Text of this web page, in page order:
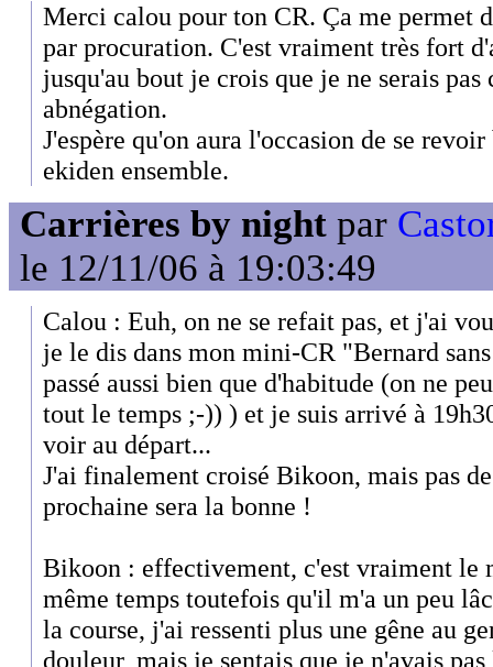
Merci calou pour ton CR. Ça me permet
par procuration. C'est vraiment très fort
jusqu'au bout je crois que je ne serais
abnégation.
J'espère qu'on aura l'occasion de se
ekiden ensemble.
Carrières by night par
le 12/11/06 à 19:03:49
Calou : Euh, on ne se refait pas, et j'ai
je le dis dans mon mini-CR "Bernard
passé aussi bien que d'habitude (on ne
tout le temps ;-)) ) et je suis arrivé à
voir au départ...
J'ai finalement croisé Bikoon, mais pas
prochaine sera la bonne !
Bikoon : effectivement, c'est vraiment le
même temps toutefois qu'il m'a un peu
la course, j'ai ressenti plus une gêne au
douleur, mais je sentais que je n'avais